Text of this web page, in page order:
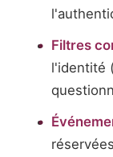
Filtres
l'identité